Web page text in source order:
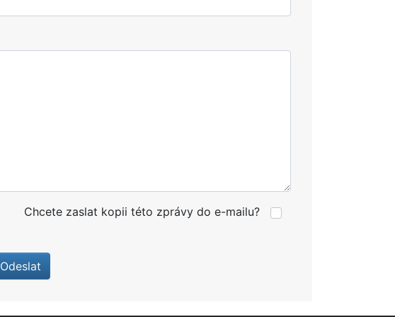
Chcete zaslat kopii této zprávy do e-mailu?
Odeslat